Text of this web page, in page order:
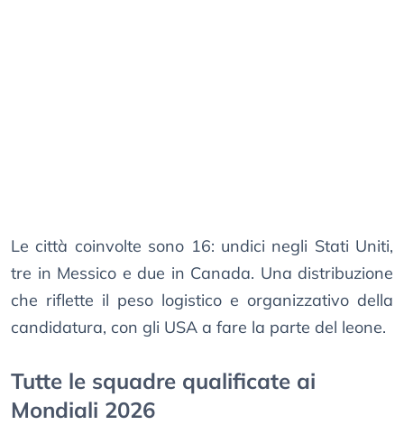
Le città coinvolte sono 16: undici negli Stati Uniti,
tre in Messico e due in Canada. Una distribuzione
che riflette il peso logistico e organizzativo della
candidatura, con gli USA a fare la parte del leone.
Tutte le squadre qualificate ai
Mondiali 2026